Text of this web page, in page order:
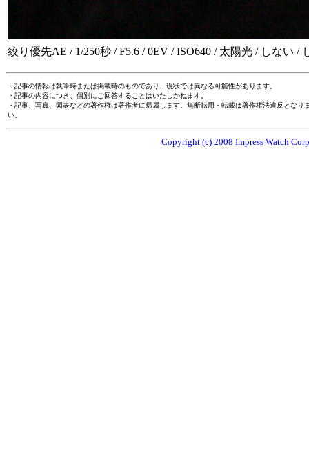
絞り優先AE / 1/250秒 / F5.6 / 0EV / ISO640 / 太陽光 / しない /
・記事の情報は執筆時または掲載時のものであり、現状では異なる可能性があります。
・記事の内容につき、個別にご回答することはいたしかねます。
・記事、写真、図表などの著作権は著作者に帰属します。無断転用・転載は著作権法違反とな
い。
Copyright (c) 2008 Impress Watch